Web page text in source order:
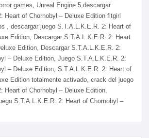
Heart of Chornobyl – Deluxe Edition fitgirl
, descargar juego S.T.A.L.K.E.R. 2: Heart of
Edition, Descargar S.T.A.L.K.E.R. 2: Heart
Edition, Descargar S.T.A.L.K.E.R. 2:
– Deluxe Edition, Juego S.T.A.L.K.E.R. 2:
– Deluxe Edition, S.T.A.L.K.E.R. 2: Heart of
Edition totalmente activado, crack del juego
Heart of Chornobyl – Deluxe Edition,
S.T.A.L.K.E.R. 2: Heart of Chornobyl –